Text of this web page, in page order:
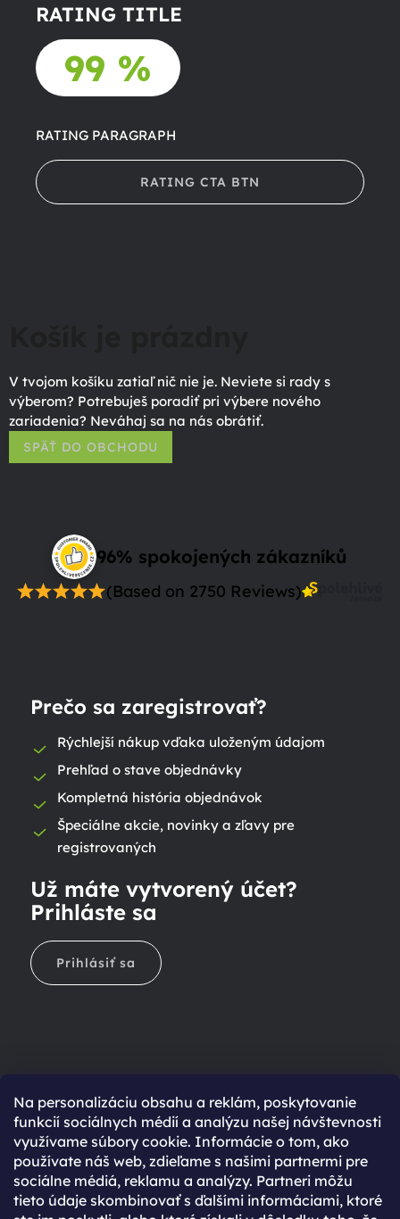
Na personalizáciu obsahu a reklám, poskytovanie
funkcií sociálnych médií a analýzu našej návštevnosti
využívame súbory cookie. Informácie o tom, ako
používate náš web, zdieľame s našimi partnermi pre
sociálne médiá, reklamu a analýzy. Partneri môžu
tieto údaje skombinovať s ďalšími informáciami, ktoré
RATING TITLE
99 %
RATING PARAGRAPH
RATING CTA BTN
V tvojom košíku zatiaľ nič nie je. Neviete si rady s
výberom? Potrebuješ poradiť pri výbere nového
zariadenia? Neváhaj sa na nás obrátiť.
SPÄŤ DO OBCHODU
96% spokojených zákazníků
(Based on 2750 Reviews)
Prečo sa zaregistrovať?
Rýchlejší nákup vďaka uloženým údajom
Prehľad o stave objednávky
Kompletná história objednávok
Špeciálne akcie, novinky a zľavy pre
registrovaných
Už máte vytvorený účet?
Prihláste sa
Prihlásiť sa
Ešte nemáte účet?
Rýchlejší nákup vďaka uloženým údajom
Prehľad o stave objednávky
Kompletná história objednávok